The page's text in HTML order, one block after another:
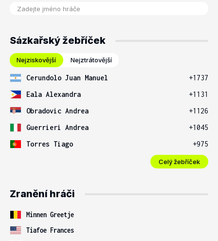
Sázkařský žebříček
Nejziskovější Nejztrátovější
Cerundolo Juan Manuel
+1737
Eala Alexandra
+1131
Obradovic Andrea
+1126
Guerrieri Andrea
+1045
Torres Tiago
+975
Celý žebříček
Zranění hráči
Minnen Greetje
Tiafoe Frances